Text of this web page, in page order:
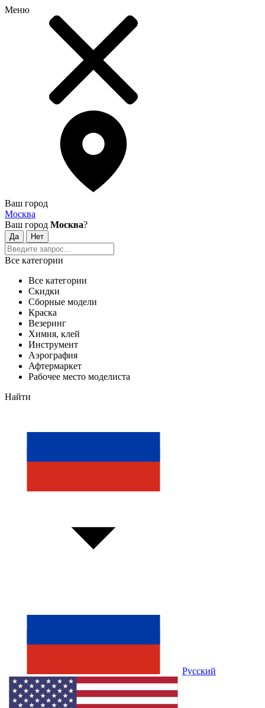
Меню
Ваш город
Москва
Ваш город Москва?
Все категории
Все категории
Скидки
Сборные модели
Краска
Везеринг
Химия, клей
Инструмент
Аэрография
Афтермаркет
Рабочее место моделиста
Найти
Русский